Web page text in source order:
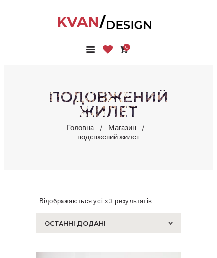
0
ПОДОВЖЕНИЙ
ЖИЛЕТ
Головна
Магазин
подовжений жилет
ГОЛОВНА
ПРО НАС
КОНТАКТИ
Відображаються усі з 3 результатів